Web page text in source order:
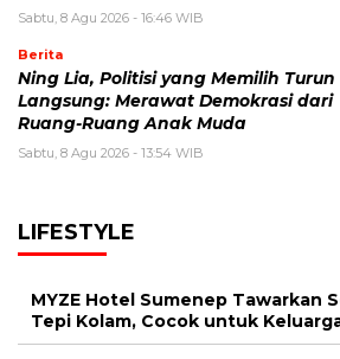
Sabtu, 8 Agu 2026 - 16:46 WIB
Berita
Ning Lia, Politisi yang Memilih Turun
Langsung: Merawat Demokrasi dari
Ruang-Ruang Anak Muda
Sabtu, 8 Agu 2026 - 13:54 WIB
LIFESTYLE
MYZE Hotel Sumenep Tawarkan
Tepi Kolam, Cocok untuk